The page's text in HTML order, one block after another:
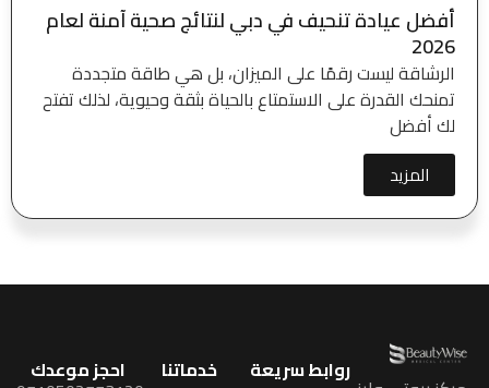
أفضل عيادة تنحيف في دبي لنتائج صحية آمنة لعام
2026
الرشاقة ليست رقمًا على الميزان، بل هي طاقة متجددة
تمنحك القدرة على الاستمتاع بالحياة بثقة وحيوية، لذلك تفتح
لك أفضل
المزيد
روابط سريعة خدماتنا احجز موعدك